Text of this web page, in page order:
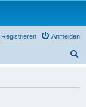
Anmelden
Registrieren